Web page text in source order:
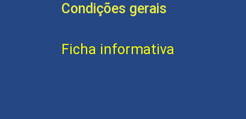
Condições gerais
Ficha informativa